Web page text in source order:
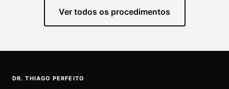
Ver todos os procedimentos
DR. THIAGO PERFEITO